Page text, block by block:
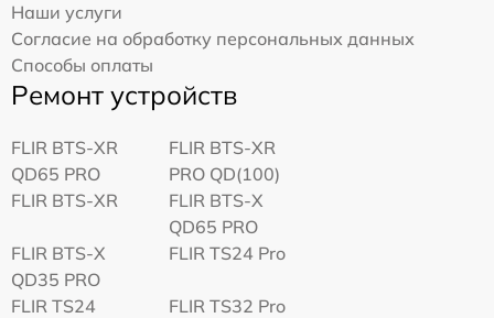
Наши услуги
Согласие на обработку персональных данных
Способы оплаты
Ремонт устройств
FLIR BTS-XR
QD65 PRO
FLIR BTS-XR
PRO QD(100)
FLIR BTS-XR
FLIR BTS-X
QD65 PRO
FLIR BTS-X
QD35 PRO
FLIR TS24 Pro
FLIR TS24
FLIR TS32 Pro